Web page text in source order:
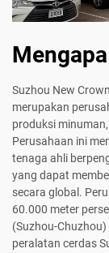
Suzhou New
merupakan
produksi
Perusahaan ini
tenaga ahli
yang dapat
secara global.
60.000 meter
(Suzhou-
peralatan cerdas